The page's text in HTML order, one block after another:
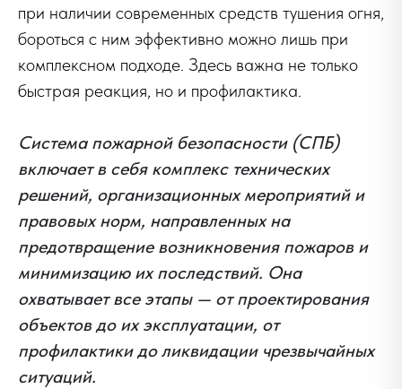
при наличии современных средств тушения огня,
бороться с ним эффективно можно лишь при
комплексном подходе. Здесь важна не только
быстрая реакция, но и профилактика.
Система пожарной безопасности (СПБ)
включает в себя комплекс технических
решений, организационных мероприятий и
правовых норм, направленных на
предотвращение возникновения пожаров и
минимизацию их последствий. Она
охватывает все этапы — от проектирования
объектов до их эксплуатации, от
профилактики до ликвидации чрезвычайных
ситуаций.